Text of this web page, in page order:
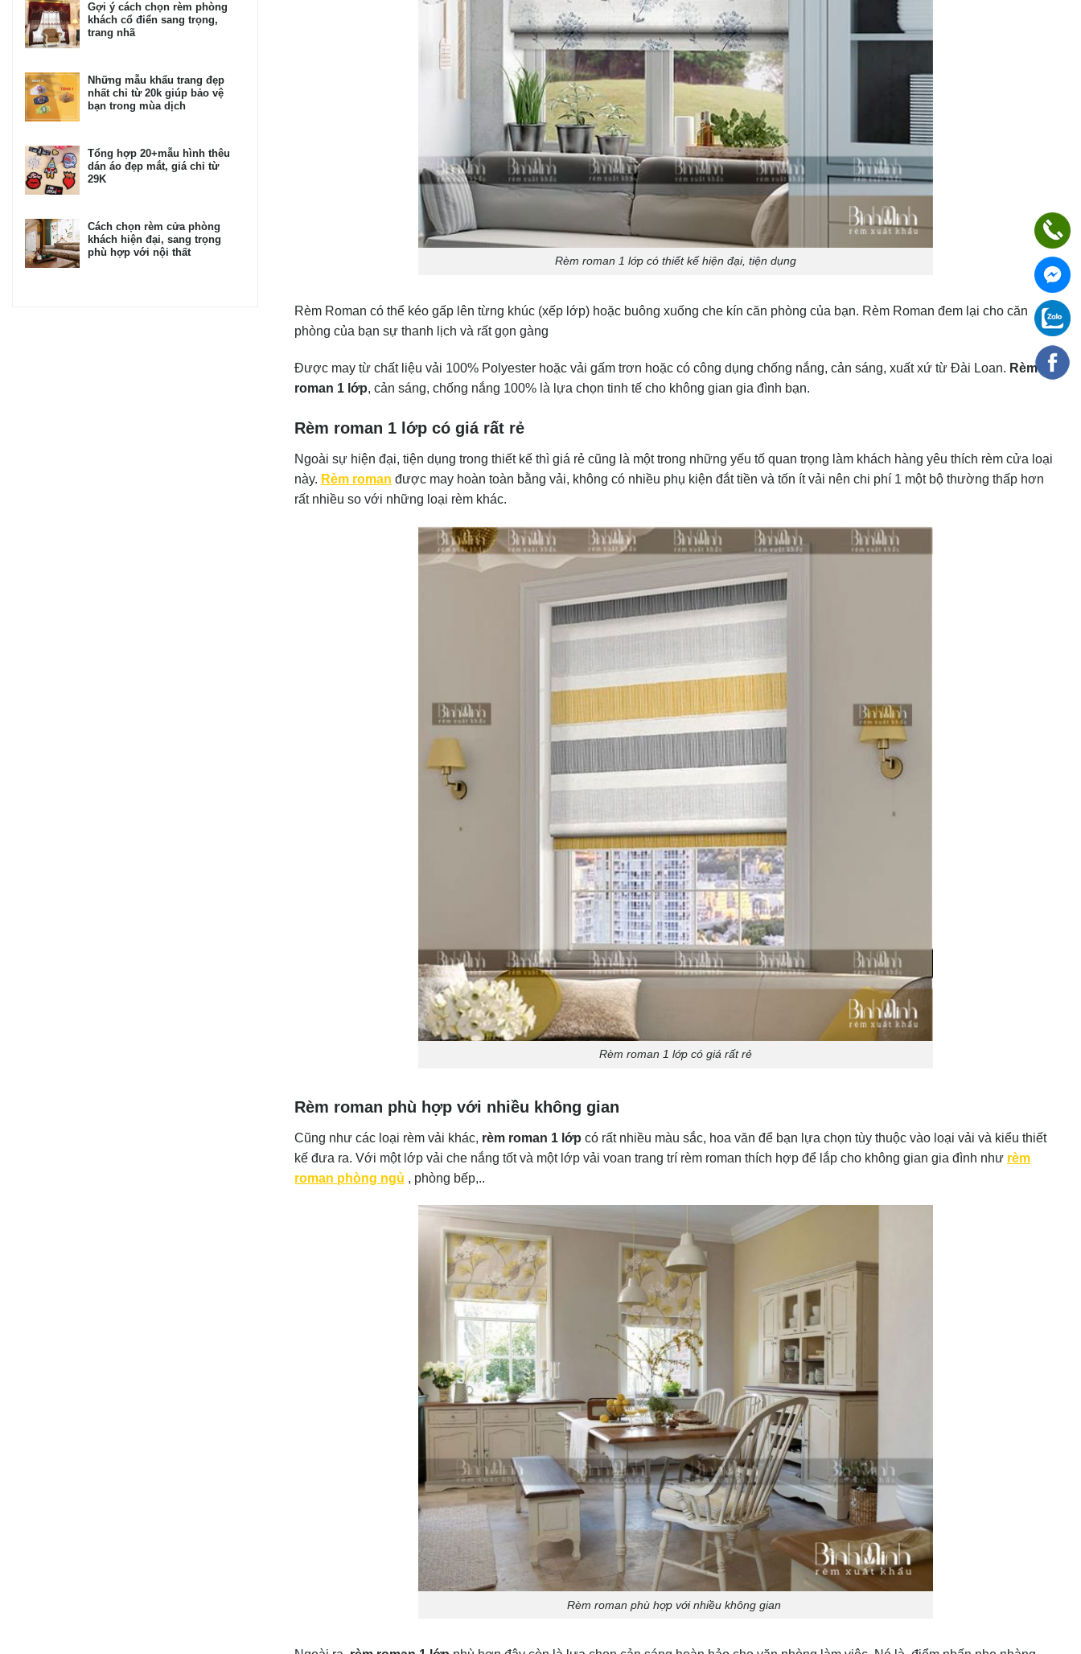
Gợi ý cách chọn rèm phòng
khách cổ điển sang trọng,
trang nhã
Những mẫu khẩu trang đẹp
nhất chỉ từ 20k giúp bảo vệ
bạn trong mùa dịch
Tổng hợp 20+mẫu hình thêu
dán áo đẹp mắt, giá chỉ từ
29K
Cách chọn rèm cửa phòng
khách hiện đại, sang trọng
phù hợp với nội thất
Rèm roman 1 lớp có thiết kế hiện đại, tiện dụng
Rèm Roman có thể kéo gấp lên từng khúc (xếp lớp) hoặc buông xuống che kín căn phòng của bạn. Rèm Roman đem lại cho căn
phòng của bạn sự thanh lịch và rất gọn gàng
Được may từ chất liệu vải 100% Polyester hoặc vải gấm trơn hoặc có công dụng chống nắng, cản sáng, xuất xứ từ Đài Loan. Rèm
roman 1 lớp, cản sáng, chống nắng 100% là lựa chọn tinh tế cho không gian gia đình bạn.
Rèm roman 1 lớp có giá rất rẻ
Ngoài sự hiện đại, tiện dụng trong thiết kế thì giá rẻ cũng là một trong những yếu tố quan trọng làm khách hàng yêu thích rèm cửa loại
này. Rèm roman được may hoàn toàn bằng vải, không có nhiều phụ kiện đắt tiền và tốn ít vải nên chi phí 1 một bộ thường thấp hơn
rất nhiều so với những loại rèm khác.
Rèm roman 1 lớp có giá rất rẻ
Rèm roman phù hợp với nhiều không gian
Cũng như các loại rèm vải khác, rèm roman 1 lớp có rất nhiều màu sắc, hoa văn để bạn lựa chọn tùy thuộc vào loại vải và kiểu thiết
kế đưa ra. Với một lớp vải che nắng tốt và một lớp vải voan trang trí rèm roman thích hợp để lắp cho không gian gia đình như rèm
roman phòng ngủ , phòng bếp,..
Rèm roman phù hợp với nhiều không gian